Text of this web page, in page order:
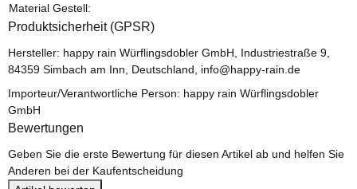
Material Gestell:
Produktsicherheit (GPSR)
Hersteller: happy rain Würflingsdobler GmbH, Industriestraße 9,
84359 Simbach am Inn, Deutschland, info@happy-rain.de
Importeur/Verantwortliche Person: happy rain Würflingsdobler
GmbH
Bewertungen
Geben Sie die erste Bewertung für diesen Artikel ab und helfen Sie
Anderen bei der Kaufentscheidung